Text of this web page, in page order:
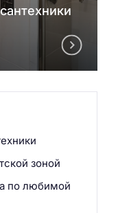
зоной
по любимой